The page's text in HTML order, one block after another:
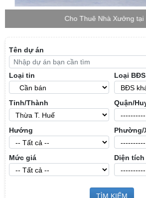
Cho Thuê Nhà Xưởng tại
Tên dự án
Loại tin Loại BĐS
Tỉnh/Thành Quận/
Hướng Phường/
Mức giá Diện tích
TÌM KIẾM